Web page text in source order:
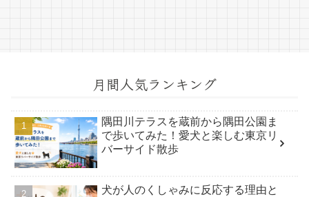
月間人気ランキング
隅田川テラスを蔵前から隅田公園ま
で歩いてみた！愛犬と楽しむ東京リ
バーサイド散歩
犬が人のくしゃみに反応する理由と